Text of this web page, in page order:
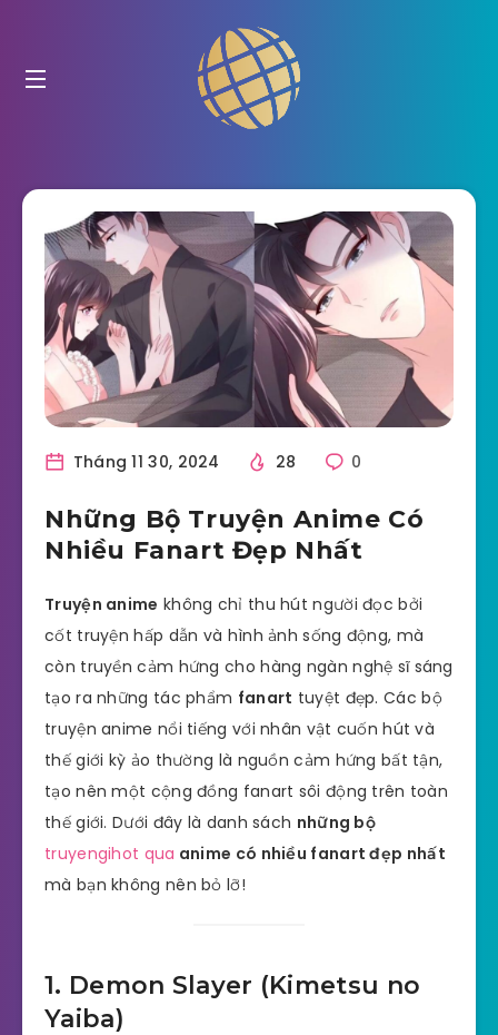
Tháng 11 30, 2024 28 0
Những Bộ Truyện Anime Có
Nhiều Fanart Đẹp Nhất
Truyện anime không chỉ thu hút người đọc bởi
cốt truyện hấp dẫn và hình ảnh sống động, mà
còn truyền cảm hứng cho hàng ngàn nghệ sĩ sáng
tạo ra những tác phẩm fanart tuyệt đẹp. Các bộ
truyện anime nổi tiếng với nhân vật cuốn hút và
thế giới kỳ ảo thường là nguồn cảm hứng bất tận,
tạo nên một cộng đồng fanart sôi động trên toàn
thế giới. Dưới đây là danh sách những bộ
truyengihot qua anime có nhiều fanart đẹp nhất
mà bạn không nên bỏ lỡ!
1. Demon Slayer (Kimetsu no
Yaiba)